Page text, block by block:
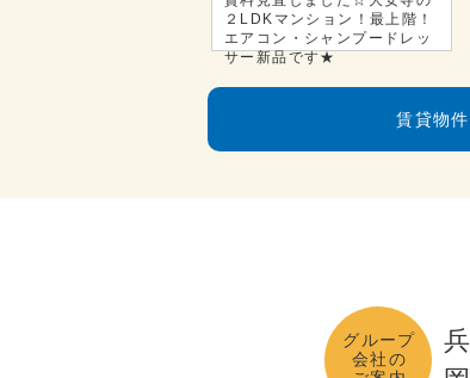
２LDKマンション！最上階！
エアコン・シャンプードレッ
サー新品です★
賃貸物
グループ
会社の